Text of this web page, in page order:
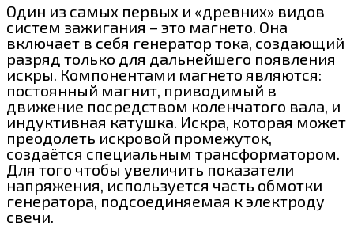
Один из самых первых и «древних» видов
систем зажигания – это магнето. Она
включает в себя генератор тока, создающий
разряд только для дальнейшего появления
искры. Компонентами магнето являются:
постоянный магнит, приводимый в
движение посредством коленчатого вала, и
индуктивная катушка. Искра, которая может
преодолеть искровой промежуток,
создаётся специальным трансформатором.
Для того чтобы увеличить показатели
напряжения, используется часть обмотки
генератора, подсоединяемая к электроду
свечи.